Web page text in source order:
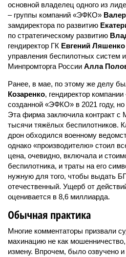
основной владелец одного из
– группы компаний «ЭФКО»
замдиректора по развитию
по стратегическому развитию
гендиректор ГК Евгений Ляшенко
управления беспилотных систем
Минпромторга России Алла
Ранее, в мае, по этому же делу
Козаренко, гендиректор
созданной «ЭФКО» в 2021 году,
Эта фирма заключила контракт с
тысячи тяжёлых беспилотников.
дрон обходился военному
однако «производителю» стоил
цена, очевидно, включала и
беспилотника, и траты на его
нужную для того, чтобы выдать
отечественный. Ущерб от
оценивается в 8,6 миллиарда.
Обычная практика
Многие комментаторы призвали
махинацию не как
измену. Впрочем, было озвучено и